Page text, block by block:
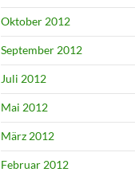
Oktober 2012
September 2012
Juli 2012
Mai 2012
März 2012
Februar 2012